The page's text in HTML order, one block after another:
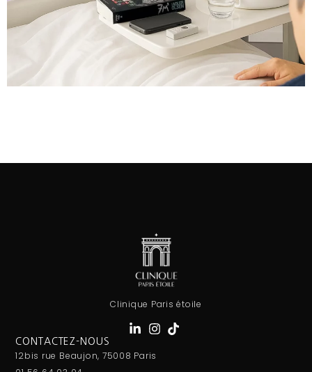
Clinique Paris étoile
CONTACTEZ-NOUS
12bis rue Beaujon, 75008 Paris